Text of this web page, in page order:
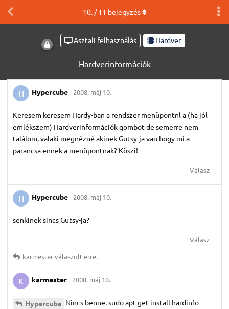
Asztali felhasználás Hardver
Hardverinformációk
10. /11 bejegyzés
H Hypercube 2008. máj 10.
Keresem keresem Hardy-ban a rendszer menüpontnl a (ha jól
emlékszem) Hardverinformációk gombot de semerre nem
találom, valaki megnézné akinek Gutsy-ja van hogy mi a
parancsa ennek a menüpontnak? Köszi!
Válasz
H Hypercube 2008. máj 10.
senkinek sincs Gutsy-ja?
Válasz
karmesterválaszolt erre.
K karmester 2008. máj 10.
Hypercube Nincs benne. sudo apt-get install hardinfo